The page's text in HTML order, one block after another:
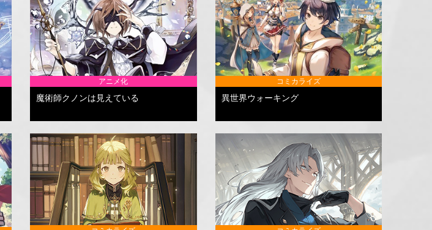
アニメ化
魔術師クノンは見えている
コミカライズ
異世界ウォーキング